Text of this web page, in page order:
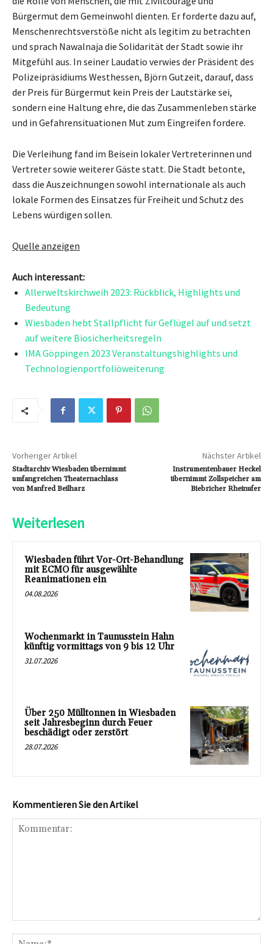
Bürgermut dem Gemeinwohl dienten. Er forderte dazu auf,
Menschenrechtsverstöße nicht als legitim zu betrachten
und sprach Nawalnaja die Solidarität der Stadt sowie ihr
Mitgefühl aus. In seiner Laudatio verwies der Präsident des
Polizeipräsidiums Westhessen, Björn Gutzeit, darauf, dass
der Preis für Bürgermut kein Preis der Lautstärke sei,
sondern eine Haltung ehre, die das Zusammenleben stärke
und in Gefahrensituationen Mut zum Eingreifen fordere.
Die Verleihung fand im Beisein lokaler Vertreterinnen und
Vertreter sowie weiterer Gäste statt. Die Stadt betonte,
dass die Auszeichnungen sowohl internationale als auch
lokale Formen des Einsatzes für Freiheit und Schutz des
Lebens würdigen sollen.
Quelle anzeigen
Auch interessant:
Allerweltskirchweih 2023: Rückblick, Highlights und
Bedeutung
Wiesbaden hebt Stallpflicht für Geflügel auf und setzt
auf weitere Biosicherheitsregeln
IMA Göppingen 2023 Veranstaltungshighlights und
Technologienportfoliöweiterung
Vorheriger Artikel
Stadtarchiv Wiesbaden übernimmt
umfangreichen Theaternachlass
von Manfred Beilharz
Nächster Artikel
Instrumentenbauer Heckel
übernimmt Zollspeicher am
Biebricher Rheinufer
Weiterlesen
Wiesbaden führt Vor-Ort-Behandlung
mit ECMO für ausgewählte
Reanimationen ein
04.08.2026
Wochenmarkt in Taunusstein Hahn
künftig vormittags von 9 bis 12 Uhr
31.07.2026
Über 250 Mülltonnen in Wiesbaden
seit Jahresbeginn durch Feuer
beschädigt oder zerstört
28.07.2026
Kommentieren Sie den Artikel